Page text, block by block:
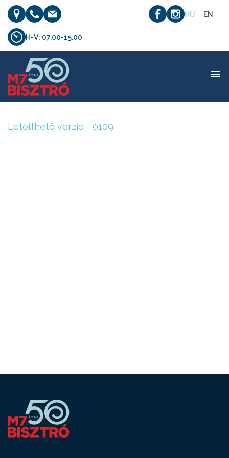
HU EN
H-V: 07.00-15.00
Letölthető verzió – 0109
Letölthető verzió - 0109